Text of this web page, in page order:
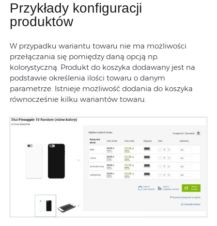
Przykłady konfiguracji
produktów
W przypadku wariantu towaru nie ma możliwości
przełączania się pomiędzy daną opcją np.
kolorystyczną. Produkt do koszyka dodawany jest na
podstawie określenia ilości towaru o danym
parametrze. Istnieje możliwość dodania do koszyka
równocześnie kilku wariantów towaru.